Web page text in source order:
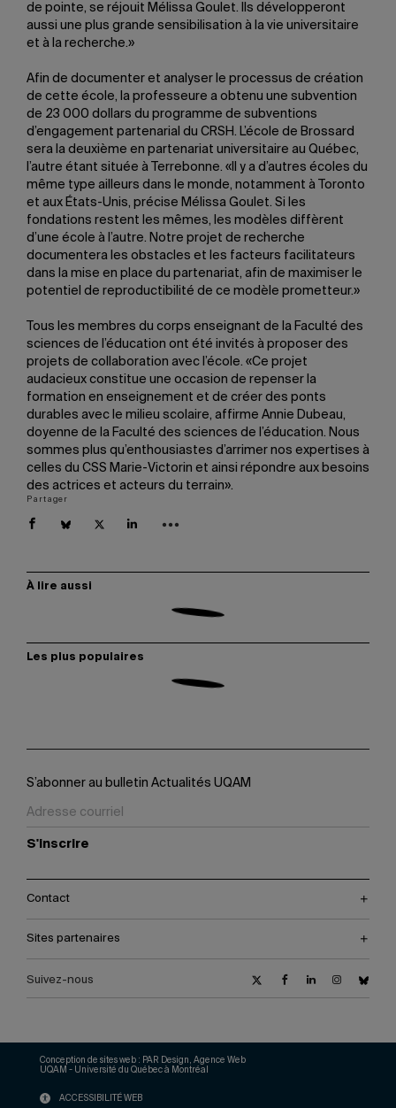
de pointe, se réjouit Mélissa Goulet. Ils développeront
aussi une plus grande sensibilisation à la vie universitaire
et à la recherche.»
Afin de documenter et analyser le processus de création
de cette école, la professeure a obtenu une subvention
de 23 000 dollars du programme de subventions
d’engagement partenarial du CRSH. L’école de Brossard
sera la deuxième en partenariat universitaire au Québec,
l’autre étant située à Terrebonne. «Il y a d’autres écoles du
même type ailleurs dans le monde, notamment à Toronto
et aux États-Unis, précise Mélissa Goulet. Si les
fondations restent les mêmes, les modèles diffèrent
d’une école à l’autre. Notre projet de recherche
documentera les obstacles et les facteurs facilitateurs
dans la mise en place du partenariat, afin de maximiser le
potentiel de reproductibilité de ce modèle prometteur.»
Tous les membres du corps enseignant de la Faculté des
sciences de l’éducation ont été invités à proposer des
projets de collaboration avec l’école. «Ce projet
audacieux constitue une occasion de repenser la
formation en enseignement et de créer des ponts
durables avec le milieu scolaire, affirme Annie Dubeau,
doyenne de la Faculté des sciences de l’éducation. Nous
sommes plus qu’enthousiastes d’arrimer nos expertises à
celles du CSS Marie-Victorin et ainsi répondre aux besoins
des actrices et acteurs du terrain».
Partager
À lire aussi
Les plus populaires
S’abonner au bulletin Actualités UQAM
S'inscrire
Contact
Sites partenaires
Suivez-nous
UQAM - Université du Québec à Montréal
Conception de sites web : PAR Design, Agence Web
ACCESSIBILITÉ WEB